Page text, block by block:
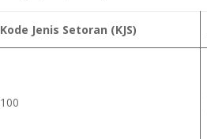
Kode Jenis Setoran (KJS)
100